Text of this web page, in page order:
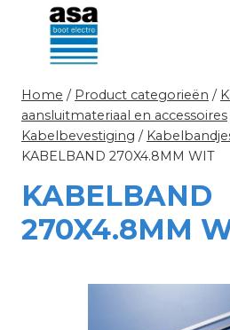
Doorgaan
inhoud
Home / Product categorieën /
aansluitmateriaal en accessoires
Kabelbevestiging /
KABELBAND 270X4.8MM WIT
KABELBAND
270X4.8MM